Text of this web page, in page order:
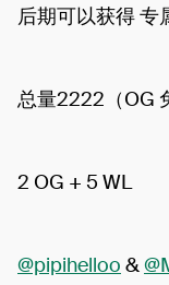
后期可以获得 专
总量2222（OG
2 OG + 5 WL
@pipihelloo &